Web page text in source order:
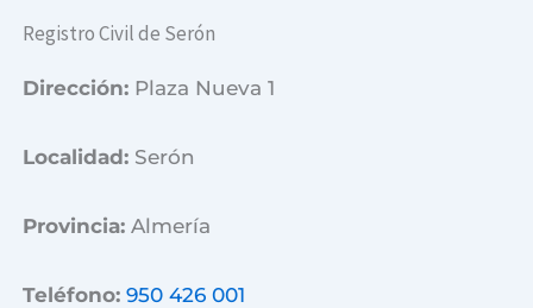
Registro Civil de Serón
Dirección: Plaza Nueva 1
Localidad: Serón
Provincia:Almería
Teléfono: 950 426 001